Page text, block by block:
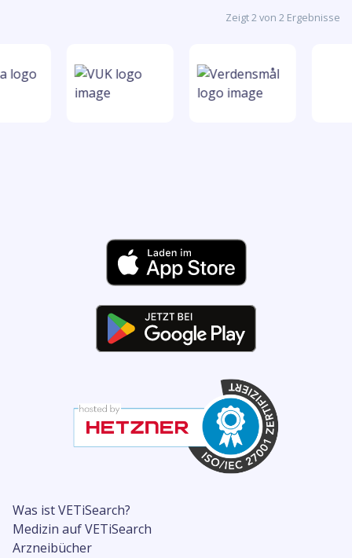
Zeigt 2 von 2 Ergebnisse
Was ist VETiSearch?
Medizin auf VETiSearch
Arzneibücher